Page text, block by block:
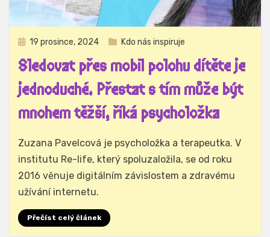
Zveřejněno
19 prosince, 2024 Kdo nás inspiruje
Sledovat přes mobil polohu dítěte je
jednoduché. Přestat s tím může být
mnohem těžší, říká psycholožka
Hynek Trojánek
Zuzana Pavelcová je psycholožka a terapeutka. V
institutu Re-life, který spoluzaložila, se od roku
2016 věnuje digitálním závislostem a zdravému
užívání internetu.
Přečíst celý článek